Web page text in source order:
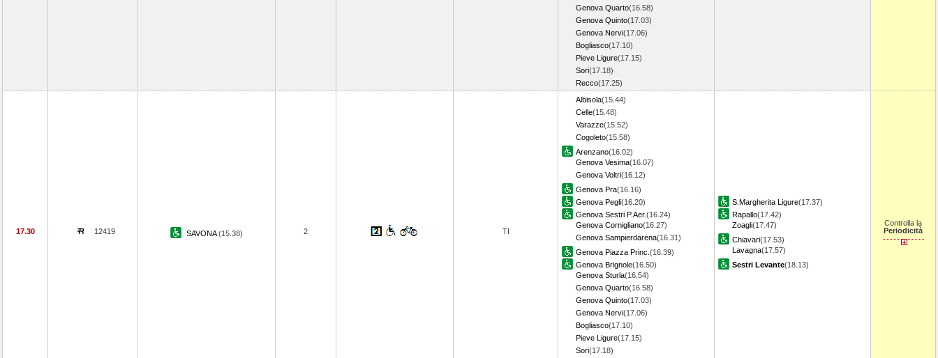
Genova Quarto(16.58)
Genova Quinto(17.03)
Genova Nervi(17.06)
Bogliasco(17.10)
Pieve Ligure(17.15)
Sori(17.18)
Recco(17.25)
17.30 12419 SAVONA(15.38) 2 TI
Albisola(15.44)
Celle(15.48)
Varazze(15.52)
Cogoleto(15.58)
Arenzano(16.02)
Genova Vesima(16.07)
Genova Voltri(16.12)
Genova Pra(16.16)
Genova Pegli(16.20)
Genova Sestri P.Aer.(16.24)
Genova Cornigliano(16.27)
Genova Sampierdarena(16.31)
Genova Piazza Princ. (16.39)
Genova Brignole(16.50)
Genova Sturla(16.54)
Genova Quarto(16.58)
Genova Quinto(17.03)
Genova Nervi(17.06)
Bogliasco(17.10)
Pieve Ligure(17.15)
Sori(17.18)
S.Margherita Ligure(17.37)
Rapallo(17.42)
Zoagli(17.47)
Chiavari(17.53)
Lavagna(17.57)
Sestri Levante(18.13)
Controlla la
Periodicità